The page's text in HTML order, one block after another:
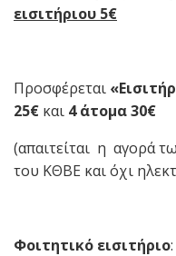
εισιτήριου 5€
Προσφέρεται
25€ και 4 άτομα 30€
(απαιτείται η αγορά
του ΚΘΒΕ και όχι
Φοιτητικό εισιτήριο